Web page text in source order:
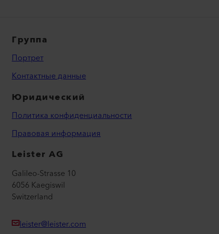
Группа
Портрет
Контактные данные
Юридический
Политика конфиденциальности
Правовая информация
Leister AG
Galileo-Strasse 10
6056 Kaegiswil
Switzerland
leister@leister.com